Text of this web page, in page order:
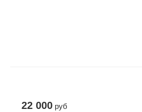
22 000 руб